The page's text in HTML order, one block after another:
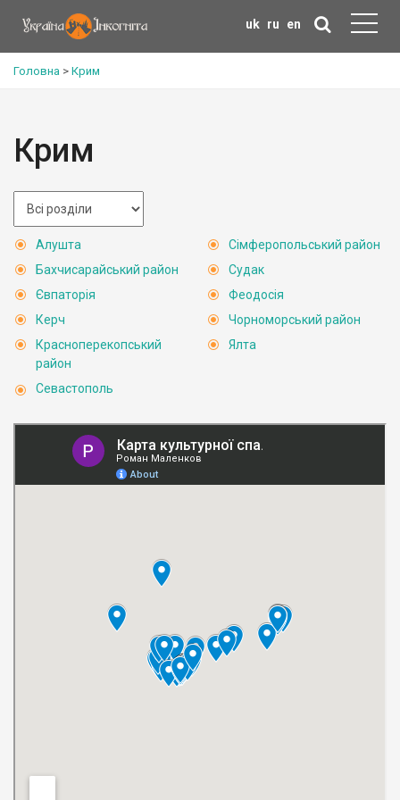
uk ru en
Головна > Крим
Крим
Алушта
Бахчисарайський район
Євпаторія
Керч
Красноперекопський
район
Севастополь
Сімферопольський район
Судак
Феодосія
Чорноморський район
Ялта